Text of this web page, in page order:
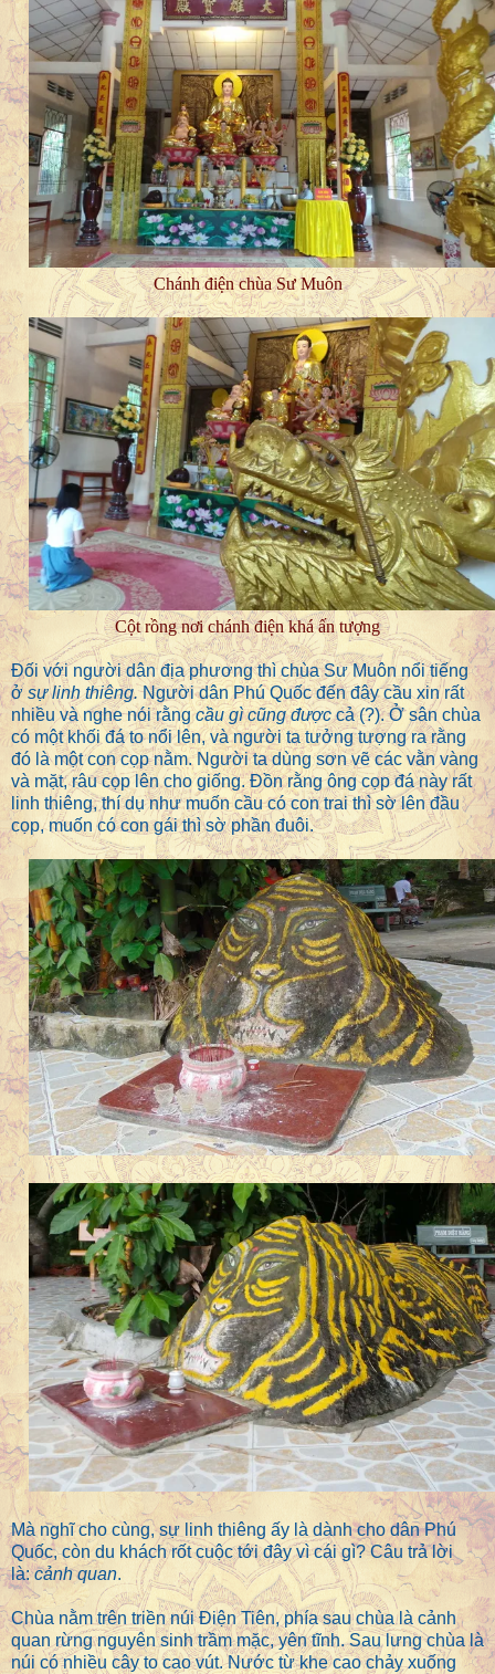
Chánh điện chùa Sư Muôn
Cột rồng nơi chánh điện khá ấn tượng
Đối với người dân địa phương thì chùa Sư Muôn nổi tiếng
ở sự linh thiêng.Người dân Phú Quốc đến đây cầu xin rất
nhiều và nghe nói rằngcầu gì cũng đượccả (?). Ở sân chùa
có một khối đá to nổi lên, và người ta tưởng tượng ra rằng
đó là một con cọp nằm. Người ta dùng sơn vẽ các vằn vàng
và mặt, râu cọp lên cho giống. Đồn rằng ông cọp đá này rất
linh thiêng, thí dụ như muốn cầu có con trai thì sờ lên đầu
cọp, muốn có con gái thì sờ phần đuôi.
Mà nghĩ cho cùng, sự linh thiêng ấy là dành cho dân Phú
Quốc, còn du khách rốt cuộc tới đây vì cái gì?Câu trả lời
là:cảnh quan.
Chùa nằm trên triền núi Điện Tiên, phía sau chùa là cảnh
quan rừng nguyên sinh trầm mặc, yên tĩnh.Sau lưng chùa là
núi có nhiều cây to cao vút. Nước từ khe cao chảy xuống